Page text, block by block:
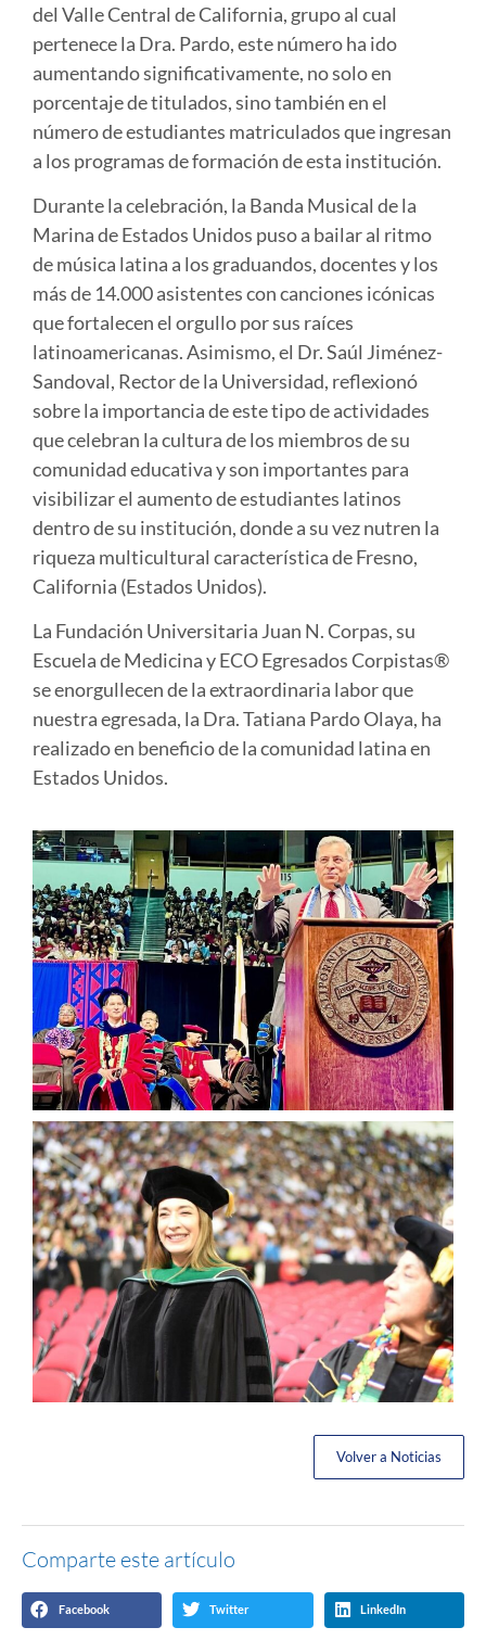
del Valle Central de California, grupo al cual
pertenece la Dra. Pardo, este número ha ido
aumentando significativamente, no solo en
porcentaje de titulados, sino también en el
número de estudiantes matriculados que ingresan
a los programas de formación de esta institución.
Durante la celebración, la Banda Musical de la
Marina de Estados Unidos puso a bailar al ritmo
de música latina a los graduandos, docentes y los
más de 14.000 asistentes con canciones icónicas
que fortalecen el orgullo por sus raíces
latinoamericanas. Asimismo, el Dr. Saúl Jiménez-
Sandoval, Rector de la Universidad, reflexionó
sobre la importancia de este tipo de actividades
que celebran la cultura de los miembros de su
comunidad educativa y son importantes para
visibilizar el aumento de estudiantes latinos
dentro de su institución, donde a su vez nutren la
riqueza multicultural característica de Fresno,
California (Estados Unidos).
La Fundación Universitaria Juan N. Corpas, su
Escuela de Medicina y ECO Egresados Corpistas®
se enorgullecen de la extraordinaria labor que
nuestra egresada, la Dra. Tatiana Pardo Olaya, ha
realizado en beneficio de la comunidad latina en
Estados Unidos.
Volver a Noticias
Comparte este artículo
Facebook Twitter LinkedIn